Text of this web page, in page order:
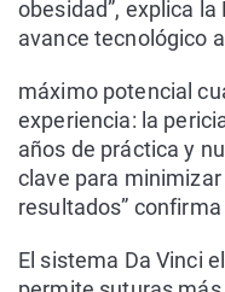
obesidad”, explica la
avance tecnológico
máximo potencial
experiencia: la
años de práctica y
clave para
resultados”
El sistema Da Vinci